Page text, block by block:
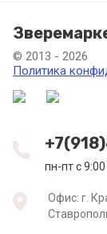
© 2013 - 2026
Политика
пн-пт с
Офис: г.